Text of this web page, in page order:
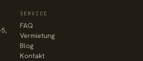
SERVICE
FAQ
Vermietung
Blog
Kontakt